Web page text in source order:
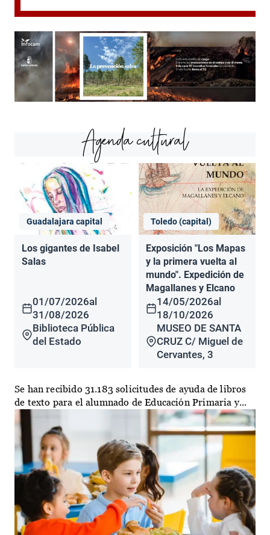
Agenda cultural
Guadalajara capital
Los gigantes de Isabel
Salas
01/07/2026al
31/08/2026
Biblioteca Pública
del Estado
Toledo (capital)
Exposición "Los Mapas
y la primera vuelta al
mundo". Expedición de
Magallanes y Elcano
14/05/2026al
18/10/2026
MUSEO DE SANTA
CRUZ C/ Miguel de
Cervantes, 3
Se han recibido 31.183 solicitudes de ayuda de libros
de texto para el alumnado de Educación Primaria y...